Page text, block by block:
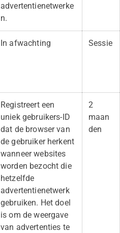
advertentienetwerke
n.
In afwachting Sessie
Registreert een
uniek gebruikers-ID
dat de browser van
de gebruiker herkent
wanneer websites
worden bezocht die
hetzelfde
advertentienetwerk
gebruiken. Het doel
is om de weergave
van advertenties te
2
maan
den